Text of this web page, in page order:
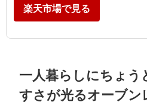
楽天市場で見る
一人暮らしにちょう
すさが光るオーブン